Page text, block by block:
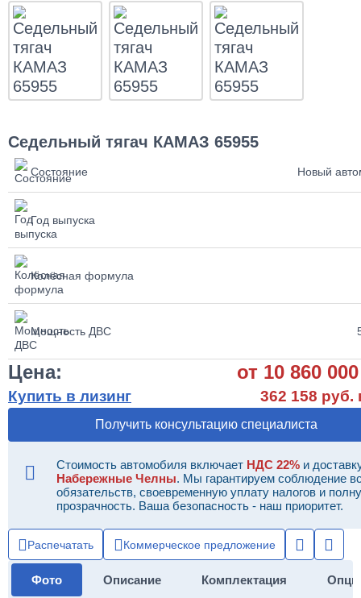
Седельный тягач КАМАЗ 65955
Состояние Новый
Год выпуска
Колёсная формула
Мощность ДВС
Цена: от 10 860
Купить в лизинг 362 158 руб.
Получить консультацию специалиста
Стоимость автомобиля включает НДС 22% и
Набережные Челны. Мы гарантируем соблюдение
обязательств, своевременную уплату налогов и
прозрачность. Ваша безопасность - наш приоритет.
Распечатать Коммерческое предложение
Фото Описание Комплектация